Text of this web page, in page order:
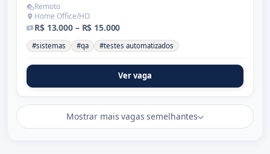
Remoto
Home Office/HO
R$ 13.000 – R$ 15.000
#sistemas #qa #testes automatizados
Ver vaga
Mostrar mais vagas semelhantes